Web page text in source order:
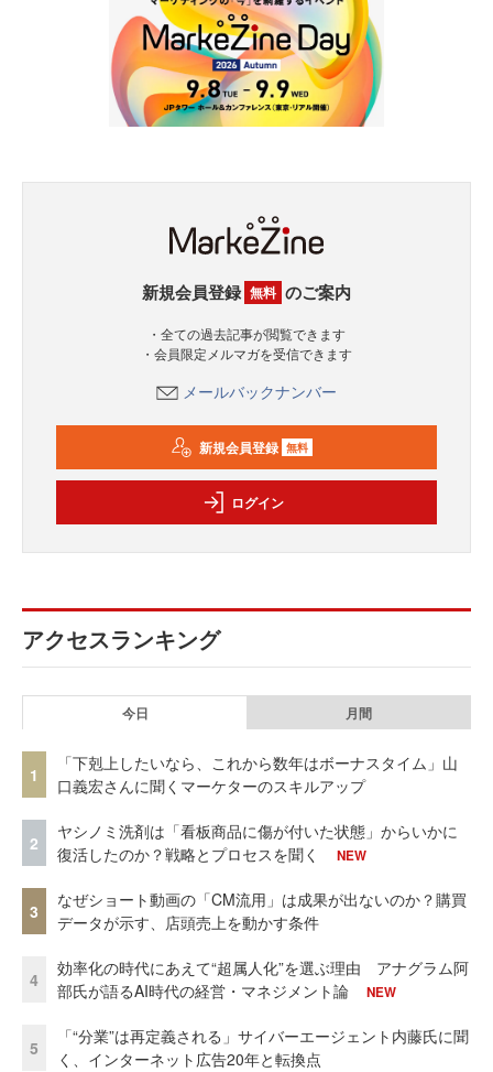
新規会員登録 無料 のご案内
・全ての過去記事が閲覧できます
・会員限定メルマガを受信できます
メールバックナンバー
新規会員登録 無料
ログイン
アクセスランキング
今日 月間
1
「下剋上したいなら、これから数年はボーナスタイム」山
口義宏さんに聞くマーケターのスキルアップ
2
ヤシノミ洗剤は「看板商品に傷が付いた状態」からいかに
復活したのか？戦略とプロセスを聞く
NEW
3
なぜショート動画の「CM流用」は成果が出ないのか？購買
データが示す、店頭売上を動かす条件
4
効率化の時代にあえて“超属人化”を選ぶ理由 アナグラム阿
部氏が語るAI時代の経営・マネジメント論
NEW
5
「“分業”は再定義される」サイバーエージェント内藤氏に聞
く、インターネット広告20年と転換点